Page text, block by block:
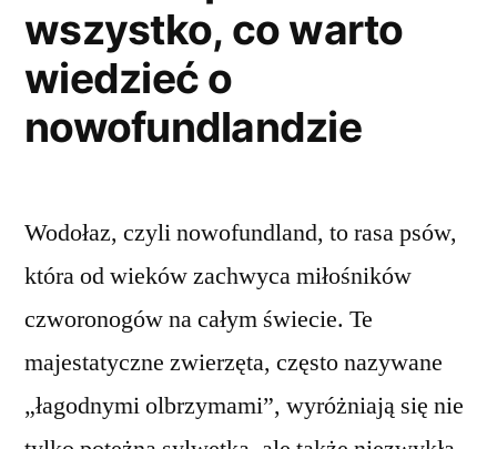
wszystko, co warto
wiedzieć o
nowofundlandzie
Wodołaz, czyli nowofundland, to rasa psów,
która od wieków zachwyca miłośników
czworonogów na całym świecie. Te
majestatyczne zwierzęta, często nazywane
„łagodnymi olbrzymami”, wyróżniają się nie